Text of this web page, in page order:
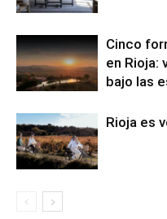
Cinco
en Rioja:
bajo las
Rioja es